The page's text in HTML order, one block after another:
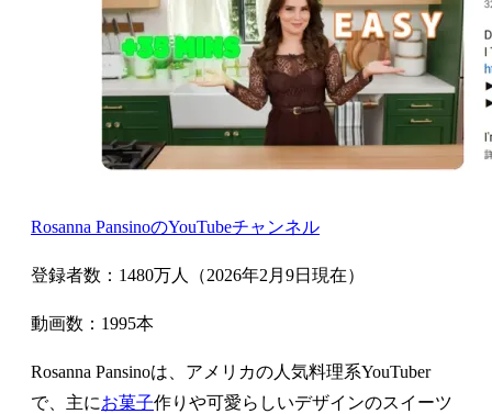
Rosanna PansinoのYouTubeチャンネル
登録者数：1480万人（2026年2月9日現在）
動画数：1995本
Rosanna Pansinoは、アメリカの人気料理系YouTuber
で、主にお菓子作りや可愛らしいデザインのスイーツ